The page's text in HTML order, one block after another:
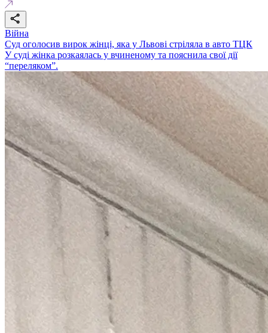
Війна
Суд оголосив вирок жінці, яка у Львові стріляла в авто ТЦК
У суді жінка розкаялась у вчиненому та пояснила свої дії
“переляком”.